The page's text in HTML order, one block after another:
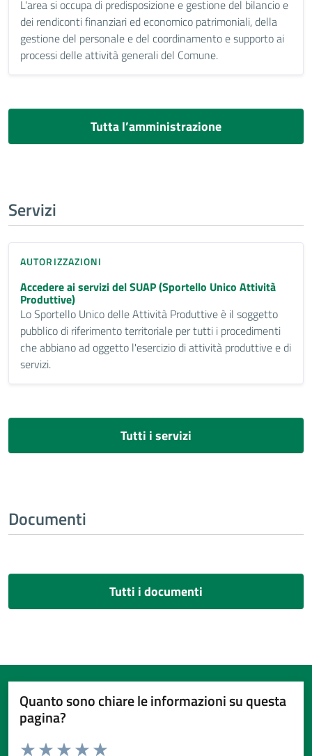
L'area si occupa di predisposizione e gestione del bilancio e
dei rendiconti finanziari ed economico patrimoniali, della
gestione del personale e del coordinamento e supporto ai
processi delle attività generali del Comune.
Tutta l’amministrazione
Servizi
AUTORIZZAZIONI
Accedere ai servizi del SUAP (Sportello Unico Attività
Produttive)
Lo Sportello Unico delle Attività Produttive è il soggetto
pubblico di riferimento territoriale per tutti i procedimenti
che abbiano ad oggetto l'esercizio di attività produttive e di
servizi.
Tutti i servizi
Documenti
Tutti i documenti
Quanto sono chiare le informazioni su questa
pagina?
Valuta da 1 a 5 stelle la pagina